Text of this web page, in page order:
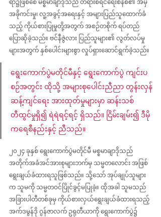
ရာ၌ဖြစ်စေ မစ္စမာချာဒိုသည် တရားစီရင်ရေးစနစ်၏ အမှီ
အခိုကင်းမှု၊ လူ့အခွင့်အရေးနှင့် အများပြည်သူထောက်ခံ
သည့် ကိုယ်စားပြုမှုတို့အတွက် အစဉ်တစိုက် ရပ်တည်
ပြောဆိုခဲ့သည်။ ဗင်နီဇွဲလား ပြည်သူများ၏ လွတ်လပ်မှု
များအတွက် နှစ်ပေါင်းများစွာ လှုပ်ရှားဆောင်ရွက်ခဲ့သည်။
ရွေးကောက်ပွဲမတိုင်မီနှင့် ရွေးကောက်ပွဲ ကျင်းပ
စဉ်အတွင်း ထိုသို့ အများစုပေါင်းညီညာ တွန်းလှန်
ဆန့်ကျင်ရေး အားထုတ်မှုများမှာ ဆန်းသစ်
တီထွင်မှုရှိ၍ ရဲရဲရင့်ရင့် ရှိသည်။ ငြိမ်းချမ်း၍ ဒီမို
ကရေစီနည်းနှင့် ညီသည်။
၂၀၂၄ ခုနှစ် ရွေးကောက်ပွဲမတိုင်မီ မစ္စမာချာဒိုသည်
အတိုက်အခံအင်အားစုများဘက်မှ သမ္မတလောင်း အဖြစ်
ရွေးချယ်ခံထားရသူဖြစ်သည်။ သို့သော် အုပ်ချုပ်သူများ
က သူမကို သမ္မတဝင်ပြိုင်ခွင့်မပြုခဲ့။ ထိုအခါ သူမသည်
အခြားပါတီတစ်ခုမှ ကိုယ်စားလှယ်ရွေးချယ်ခံထားရသည့်
အက်ဒမွန်ဒို ဂွန်ဇာလက် ဥရုတီယာကို ရွေးကောက်ပွဲ၌